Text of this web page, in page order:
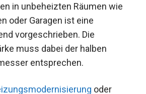
in unbeheizten Räumen wie
oder Garagen ist eine
vorgeschrieben. Die
muss dabei der halben
entsprechen.
oder